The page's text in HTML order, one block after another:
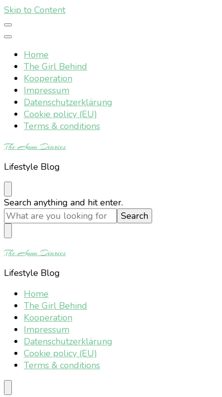
Skip to Content
Home
The Girl Behind
Kooperation
Impressum
Datenschutzerklärung
Cookie policy (EU)
Terms & conditions
The Anna Diaries
Lifestyle Blog
Looking
for
Something?
Search anything and hit enter.
The Anna Diaries
Lifestyle Blog
Home
The Girl Behind
Kooperation
Impressum
Datenschutzerklärung
Cookie policy (EU)
Terms & conditions